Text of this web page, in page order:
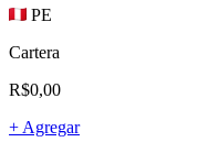
PE
Cartera
R$0,00
+ Agregar